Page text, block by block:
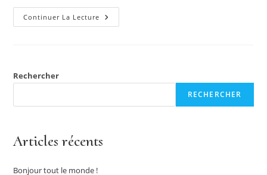
Continuer La Lecture
Rechercher
RECHERCHER
Articles récents
Bonjour tout le monde !